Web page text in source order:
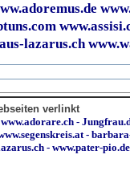
lazarus.ch
verlinkt
www.adorare.ch -
-
- www.pater-pio.de